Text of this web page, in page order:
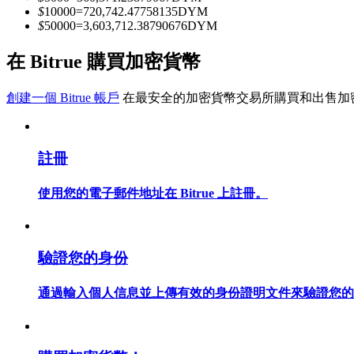
成為跟單交易員
$10000=720,742.47758135DYM
$50000=3,603,712.38790676DYM
在 Bitrue 購買加密貨幣
創建一個 Bitrue 帳戶 在最安全的加密貨幣交易所購買和出售加
註冊
使用您的電子郵件地址在 Bitrue 上註冊。
驗證您的身份
通過輸入個人信息並上傳有效的身份證明文件來驗證您的